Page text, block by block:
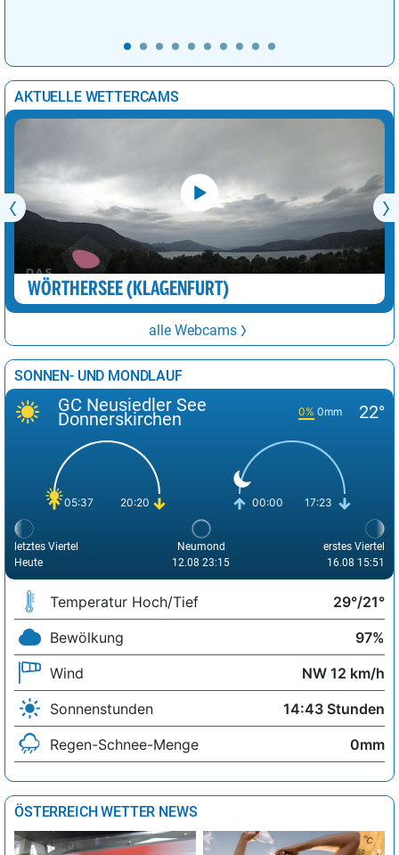
AKTUELLE WETTERCAMS
WÖRTHERSEE (KLAGENFURT)
alle Webcams
SONNEN- UND MONDLAUF
GC Neusiedler See
Donnerskirchen 0% 0mm 22°
05:37 20:20 00:00 17:23
letztes Viertel
Heute
Neumond
12.08 23:15
erstes Viertel
16.08 15:51
Temperatur Hoch/Tief
29°/21°
Bewölkung
97%
Wind
NW 12 km/h
Sonnenstunden
14:43 Stunden
Regen-Schnee-Menge
0mm
ÖSTERREICH WETTER NEWS